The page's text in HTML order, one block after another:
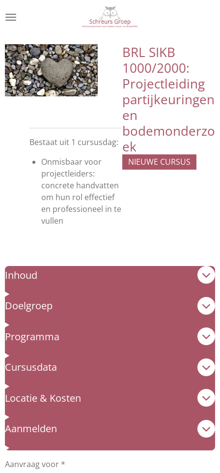
direct
de
hoofdinhoud
BRL SIKB
1000/2000:
Projectleiding
partijkeuringen
en
bodemonderzo
ek
NIEUWE CURSUS
Bestaat uit 1 cursusdag:
Onmisbaar voor
projectleiders:
concrete handvatten
om hun rol effectief
en professioneel in te
vullen
Inhoud
Doelgroep
Programma
Cursusdata
Locatie & Kosten
Aanmelden
Aanvraag voor *